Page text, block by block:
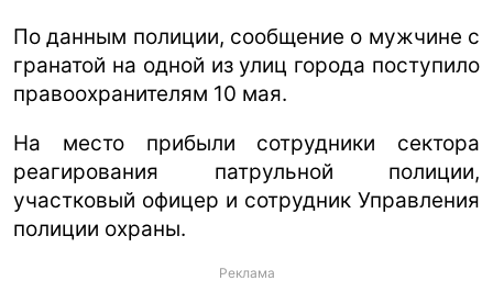
По данным полиции, сообщение о мужчине с
гранатой на одной из улиц города поступило
правоохранителям 10 мая.
На место прибыли сотрудники сектора
реагирования патрульной полиции,
участковый офицер и сотрудник Управления
полиции охраны.
Реклама